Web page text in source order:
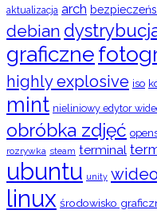
aktualizacja arch
debian
graficzne
highly explosive iso
mint nieliniowy edytor
obróbka zdjęć
rozrywka steam terminal
ubuntu unity wideo
linux środowisko